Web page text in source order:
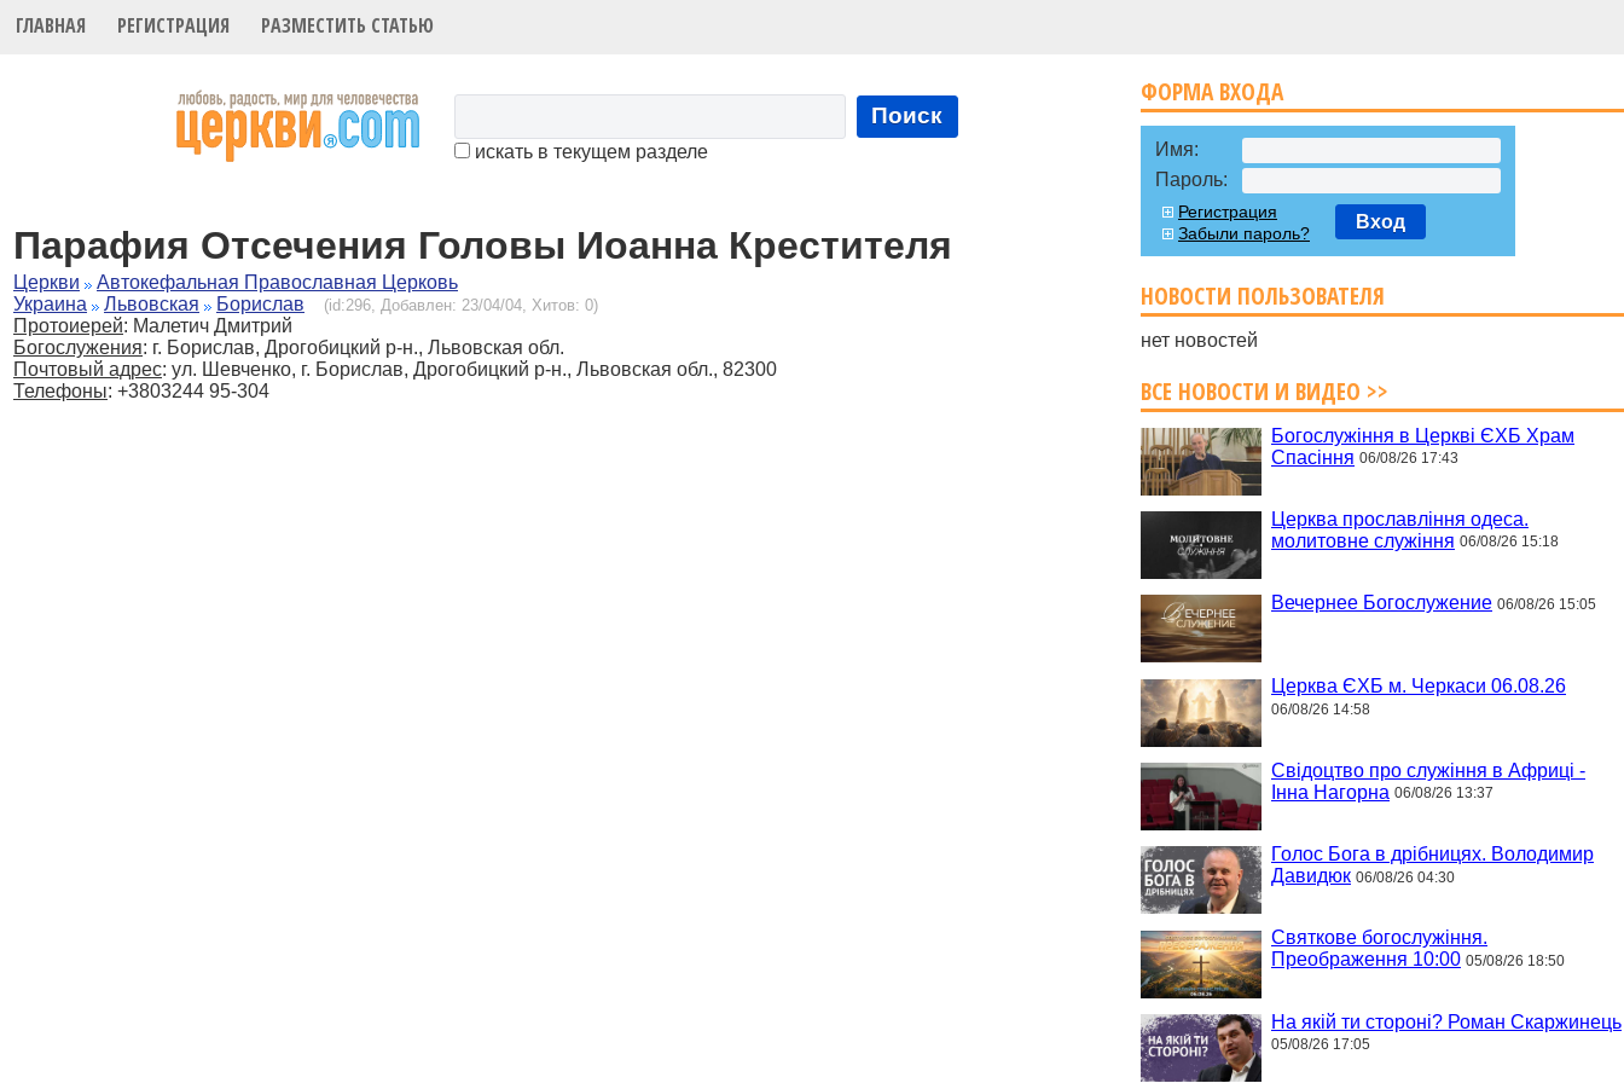
ГЛАВНАЯ РЕГИСТРАЦИЯ РАЗМЕСТИТЬ СТАТЬЮ
Поиск
искать в текущем разделе
Парафия Отсечения Головы Иоанна Крестителя
Церкви
Автокефальная Православная Церковь
Украина
Львовская Борислав (id:296, Добавлен: 23/04/04, Хитов: 0)
Протоиерей: Малетич Дмитрий
Богослужения: г. Борислав, Дрогобицкий р-н., Львовская обл.
Почтовый адрес: ул. Шевченко, г. Борислав, Дрогобицкий р-н., Львовская обл., 82300
Телефоны: +3803244 95-304
ФОРМА ВХОДА
Имя:
Пароль:
Регистрация
Забыли пароль?
Вход
НОВОСТИ ПОЛЬЗОВАТЕЛЯ
нет новостей
ВСЕ НОВОСТИ И ВИДЕО >>
Богослужіння в Церкві ЄХБ Храм
Спасіння 06/08/26 17:43
Церква прославління одеса.
молитовне служіння 06/08/26 15:18
Вечернее Богослужение 06/08/26 15:05
Церква ЄХБ м. Черкаси 06.08.26
06/08/26 14:58
Свідоцтво про служіння в Африці -
Інна Нагорна 06/08/26 13:37
Голос Бога в дрібницях. Володимир
Давидюк 06/08/26 04:30
Святкове богослужіння.
Преображення 10:00 05/08/26 18:50
На якій ти стороні? Роман Скаржинець
05/08/26 17:05